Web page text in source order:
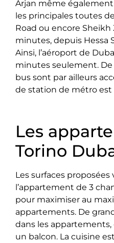
Arjan même
les principales toutes
Road ou encore
minutes, depuis Hessa
Ainsi, l’aéroport de
minutes seulement.
bus sont par ailleurs
de station de métro est
Les
Torino
Les surfaces
l’appartement de 3
pour maximiser au
appartements. De
dans les
un balcon. La cuisine